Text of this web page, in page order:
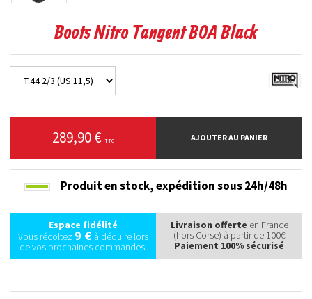
Boots Nitro Tangent BOA Black
289,90 € TTC AJOUTER AU PANIER
Produit en stock,expédition sous 24h/48h
Espace fidélité
Vous récoltez 9 €à déduire lors
de vos prochaines commandes.
Livraison offerte en France
(hors Corse) à partir de 100€
Paiement 100% sécurisé